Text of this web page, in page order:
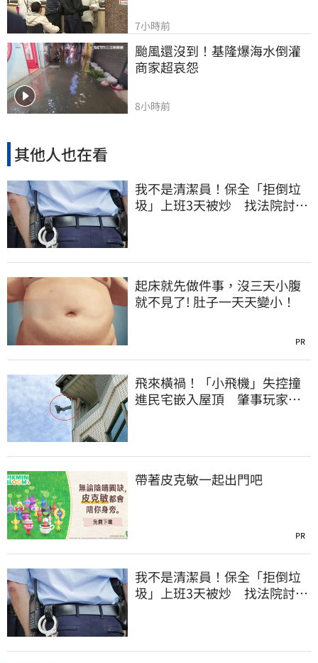
7小時前
颱風還沒到！基隆爆海水倒灌
商家超哀怨
8小時前
其他人也在看
我不是清潔員！保全「拒倒垃
圾」上班3天被炒 找法院討公
起床就先做件事，沒三天小腹
就不見了! 肚子一天天變小！
PR
飛來橫禍！「小飛機」失控撞
進民宅嵌入屋頂 肇事玩家疑
帶著皮克敏一起出門吧
PR
我不是清潔員！保全「拒倒垃
圾」上班3天被炒 找法院討公